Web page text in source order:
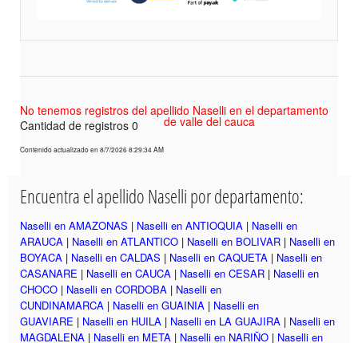
No tenemos registros del apellido Naselli en el departamento
de valle del cauca
Cantidad de registros 0
Contenido actualizado en 8/7/2026 8:29:34 AM
Encuentra el apellido Naselli por departamento:
Naselli en AMAZONAS | Naselli en ANTIOQUIA | Naselli en
ARAUCA | Naselli en ATLANTICO | Naselli en BOLIVAR | Naselli en
BOYACA | Naselli en CALDAS | Naselli en CAQUETA | Naselli en
CASANARE | Naselli en CAUCA | Naselli en CESAR | Naselli en
CHOCO | Naselli en CORDOBA | Naselli en
CUNDINAMARCA | Naselli en GUAINIA | Naselli en
GUAVIARE | Naselli en HUILA | Naselli en LA GUAJIRA | Naselli en
MAGDALENA | Naselli en META | Naselli en NARIÑO | Naselli en